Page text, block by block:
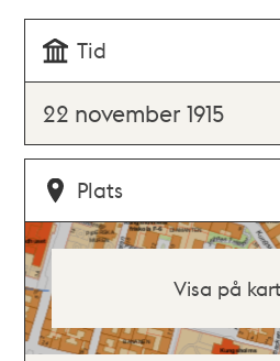
Tid
22 november 1915
Plats
Visa på